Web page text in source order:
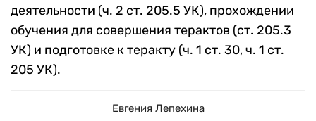
деятельности (ч. 2 ст. 205.5 УК), прохождении
обучения для совершения терактов (ст. 205.3
УК) и подготовке к теракту (ч. 1 ст. 30, ч. 1 ст.
205 УК).
Евгения Лепехина